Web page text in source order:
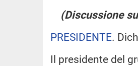
(Discussione
PRESIDENTE.
Il presidente del